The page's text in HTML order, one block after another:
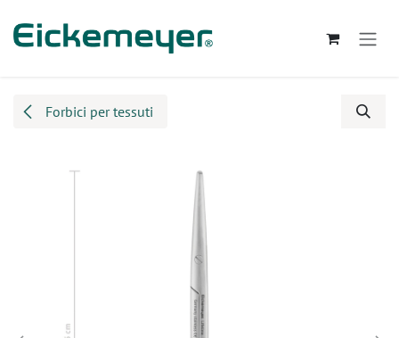
Forbici per tessuti